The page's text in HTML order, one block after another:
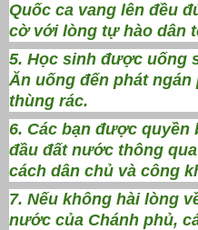
Quốc ca vang lên đều
cờ với lòng tự hào dân
5. Học sinh được uống
Ăn uống đến phát
thùng rác.
6. Các bạn được
đầu đất nước thông
cách dân chủ và công
7. Nếu không hài lòng
nước của Chánh phủ,